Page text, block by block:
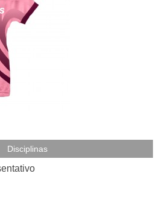
Disciplinas